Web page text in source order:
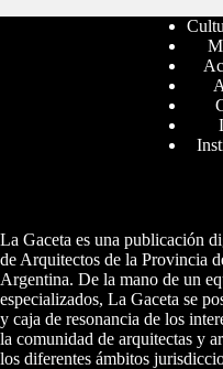
La Gaceta es una publicación
de Arquitectos de la Provincia
Argentina. De la mano de un
especializados, La Gaceta se
y caja de resonancia de los
la comunidad de arquitectas y
los diferentes ámbitos